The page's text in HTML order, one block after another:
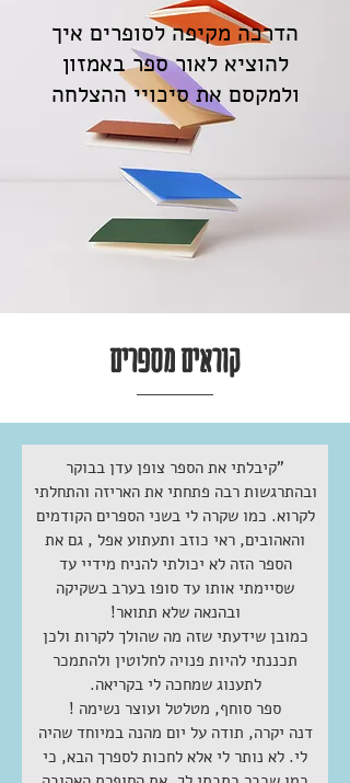
הדרכה מקיפה לסופרים איך
להוציא לאור ספר באמזון
ולמקסם את סיכויי ההצלחה
קוראים מספרים
"קיבלתי את הספר צופן עדן בבוקר
ובהתרגשות רבה פתחתי את האריזה והתחלתי
לקרוא. כמו שקרה לי בשני הספרים הקודמים
והאהובים, ראי כוזב ותעתוע אפל , גם את
הספר הזה לא יכולתי להניח מידיי עד
שסיימתי אותו עד סופו בערב בשקיקה
ובהנאה שלא תתואר!
כמובן שידעתי שזה מה שהולך לקרות ולכן
תכננתי להיות פנויה לחלוטין ולהתמכר
לתענוג שמחכה לי בקריאה.
ספר סוחף, מטלטל ועוצר נשימה !
דנה יקרה, תודה על יום מהנה במיוחד שהיה
לי. לא נותר לי אלא לחכות לספרך הבא, כי